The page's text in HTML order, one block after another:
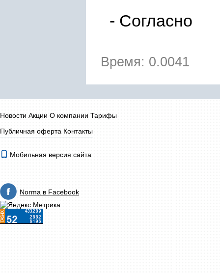
- Согласно
Время: 0.0041
Новости Акции О компании Тарифы
Публичная оферта Контакты
Мобильная версия сайта
Norma в Facebook